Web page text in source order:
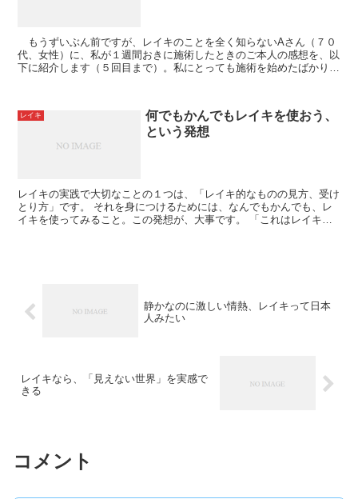
もうずいぶん前ですが、レイキのことを全く知らないAさん（７０
代、女性）に、私が１週間おきに施術したときのご本人の感想を、以
下に紹介します（５回目まで）。私にとっても施術を始めたばかりの
レイキ
何でもかんでもレイキを使おう、
という発想
レイキの実践で大切なことの１つは、「レイキ的なものの見方、受け
とり方」です。 それを身につけるためには、なんでもかんでも、レ
イキを使ってみること。この発想が、大事です。 「これはレイキで
静かなのに激しい情熱、レイキって日本
人みたい
レイキなら、「見えない世界」を実感で
きる
コメント